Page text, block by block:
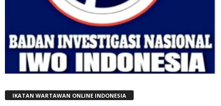
IKATAN WARTAWAN ONLINE INDONESIA